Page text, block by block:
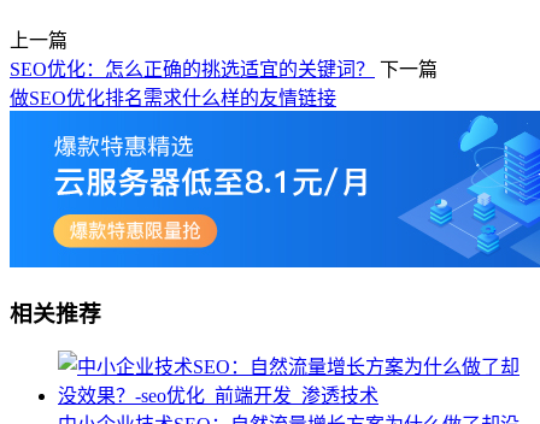
上一篇
SEO优化：怎么正确的挑选适宜的关键词？
下一篇
做SEO优化排名需求什么样的友情链接
相关推荐